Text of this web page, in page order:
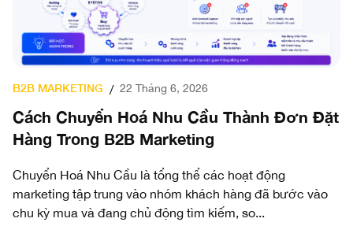
B2B MARKETING / 22 Tháng 6, 2026
Cách Chuyển Hoá Nhu Cầu Thành Đơn Đặt
Hàng Trong B2B Marketing
Chuyển Hoá Nhu Cầu là tổng thể các hoạt động
marketing tập trung vào nhóm khách hàng đã bước vào
chu kỳ mua và đang chủ động tìm kiếm, so...